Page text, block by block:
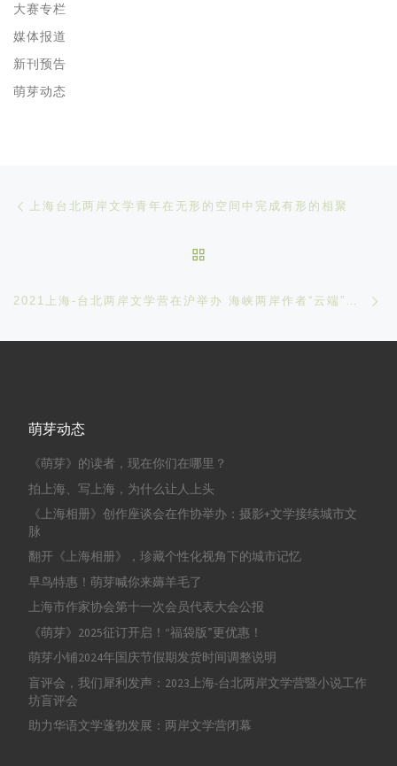
大赛专栏
媒体报道
新刊预告
萌芽动态
文章导航
上海台北两岸文学青年在无形的空间中完成有形的相聚
萌芽动态
《萌芽》的读者，现在你们在哪里？
拍上海、写上海，为什么让人上头
《上海相册》创作座谈会在作协举办：摄影+文学接续城市文
脉
翻开《上海相册》，珍藏个性化视角下的城市记忆
早鸟特惠！萌芽喊你来薅羊毛了
上海市作家协会第十一次会员代表大会公报
《萌芽》2025征订开启！“福袋版”更优惠！
萌芽小铺2024年国庆节假期发货时间调整说明
盲评会，我们犀利发声：2023上海-台北两岸文学营暨小说工作
坊盲评会
助力华语文学蓬勃发展：两岸文学营闭幕